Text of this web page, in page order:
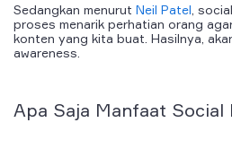
Sedangkan menurut Neil Patel ,
proses menarik perhatian orang
konten yang kita buat. Hasilnya,
awareness.
Apa Saja Manfaat Social